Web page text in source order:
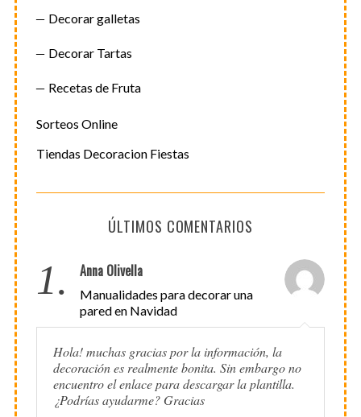
Decorar galletas
Decorar Tartas
Recetas de Fruta
Sorteos Online
Tiendas Decoracion Fiestas
ÚLTIMOS COMENTARIOS
1. Anna Olivella
Manualidades para decorar una
pared en Navidad
Hola! muchas gracias por la información, la
decoración es realmente bonita. Sin embargo no
encuentro el enlace para descargar la plantilla.
¿Podrías ayudarme? Gracias